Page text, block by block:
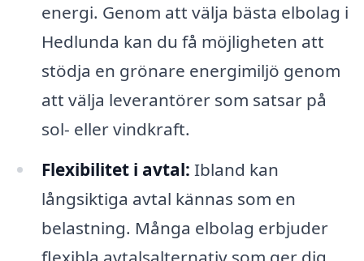
energi. Genom att välja bästa elbolag i
Hedlunda kan du få möjligheten att
stödja en grönare energimiljö genom
att välja leverantörer som satsar på
sol- eller vindkraft.
Flexibilitet i avtal: Ibland kan
långsiktiga avtal kännas som en
belastning. Många elbolag erbjuder